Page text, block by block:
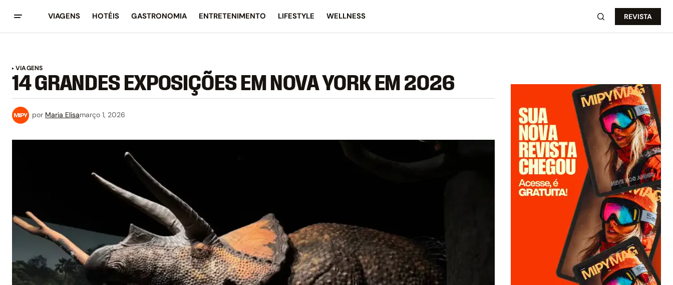
VIAGENS HOTÉIS GASTRONOMIA ENTRETENIMENTO LIFESTYLE WELLNESS REVISTA
VIAGENS
14 GRANDES EXPOSIÇÕES EM NOVA YORK EM 2026
por Maria Elisamarço 1, 2026